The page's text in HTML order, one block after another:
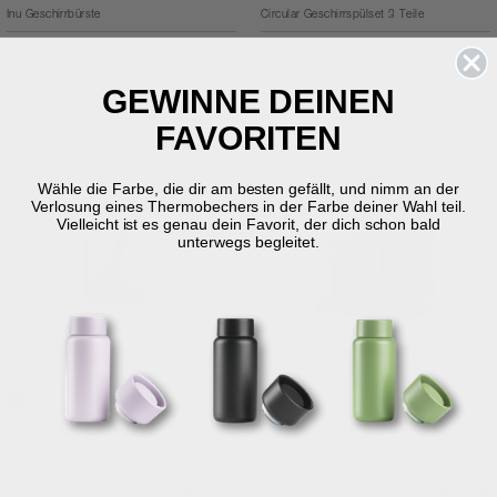
Inu Geschirrbürste Circular Geschirrspülset 3 Teile
47,95 €
ZONE DENMARK
Black
ZONE DENMARK
GEWINNE DEINEN
FAVORITEN
Wähle die Farbe, die dir am besten gefällt, und nimm an der
Verlosung eines Thermobechers in der Farbe deiner Wahl teil.
Vielleicht ist es genau dein Favorit, der dich schon bald
unterwegs begleitet.